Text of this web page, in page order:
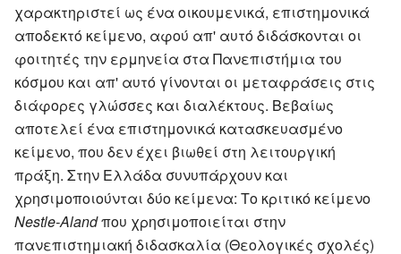
χαρακτηριστεί ως ένα οικουμενικά, επιστημονικά
αποδεκτό κείμενο, αφού απ' αυτό διδάσκονται οι
φοιτητές την ερμηνεία στα Πανεπιστήμια του
κόσμου και απ' αυτό γίνονται οι μεταφράσεις στις
διάφορες γλώσσες και διαλέκτους. Βεβαίως
αποτελεί ένα επιστημονικά κατασκευασμένο
κείμενο, που δεν έχει βιωθεί στη λειτουργική
πράξη. Στην Ελλάδα συνυπάρχουν και
χρησιμοποιούνται δύο κείμενα: Το κριτικό κείμενο
Nestle-Alandπου χρησιμοποιείται στην
πανεπιστημιακή διδασκαλία (Θεολογικές σχολές)